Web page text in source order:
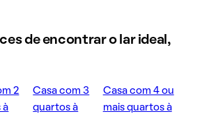
de encontrar o lar ideal,
2
à
Casa com 3
quartos à
Casa com 4 ou
mais quartos à